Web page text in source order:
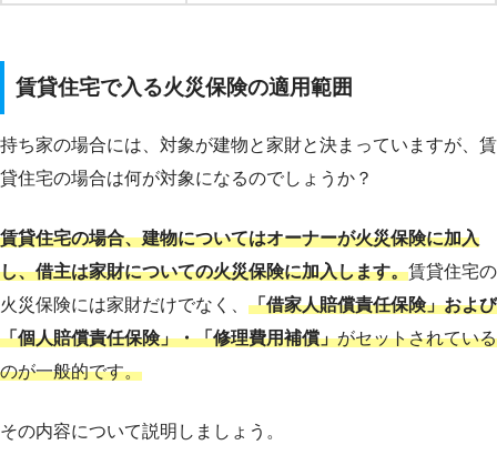
賃貸住宅で入る火災保険の適用範囲
持ち家の場合には、対象が建物と家財と決まっていますが、賃
貸住宅の場合は何が対象になるのでしょうか？
賃貸住宅の場合、建物についてはオーナーが火災保険に加入
し、借主は家財についての火災保険に加入します。賃貸住宅の
火災保険には家財だけでなく、 「借家人賠償責任保険」および
「個人賠償責任保険」・「修理費用補償」がセットされている
のが一般的です。
その内容について説明しましょう。